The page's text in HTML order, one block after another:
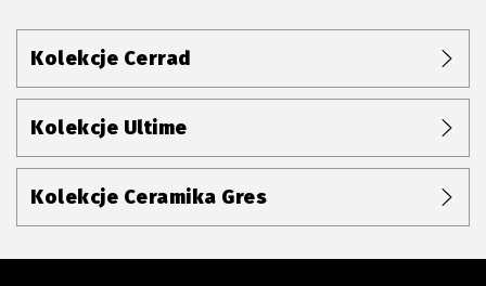
Kolekcje Cerrad
Kolekcje Ultime
Kolekcje Ceramika Gres